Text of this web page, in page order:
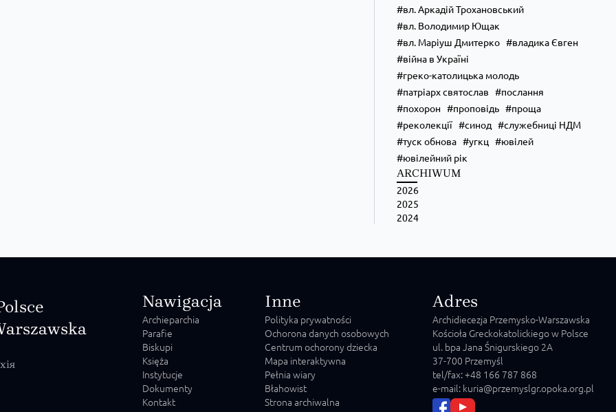
вл. Аркадій Трохановський
вл. Володимир Ющак
вл. Маріуш Дмитерко
владика Євген
війна в Україні
греко-католицька молодь
патріарх святослав
послання
похорон
проповідь
проща
реколекції
синод
служебниці НДМ
туск обнова
угкц
ювілей
ювілейний рік
ARCHIWUM
2026
2025
2024
Nawigacja
Archieparchia
Parafie
Biskupi
Księża
Instytucje
Dokumenty
Kontakt
Inne
Polityka prywatności
Ochorona danych osobowych
Centrum ochorony dziecka
Mapa interaktywna
Pełnia wiary
Błahowist
Strona archiwalna
Adres
Archidiecezja Przemysko-Warszawska
Kościoła Greckokatolickiego w Polsce
ul. bpa Jana Śnigurskiego 2A
37-700 Przemyśl
tel/fax: +48 166 787 868
e-mail: kuria@przemyslgr.opoka.org.pl